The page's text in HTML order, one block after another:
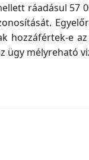
ráadásul 57
hozzáfértek-e
ügy mélyreható